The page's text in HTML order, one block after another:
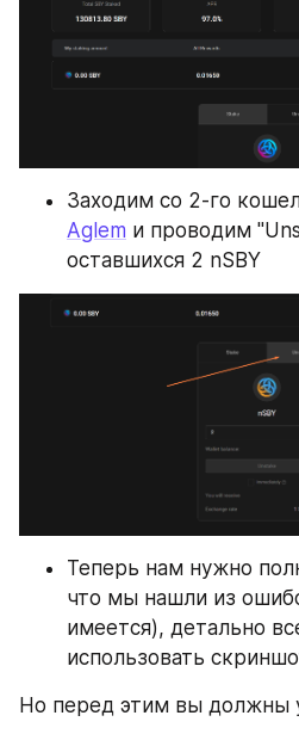
Aglem и проводим
оставшихся 2 nSBY
Теперь нам нужно
что мы нашли из
имеется), детально
использовать
Но перед этим вы должны